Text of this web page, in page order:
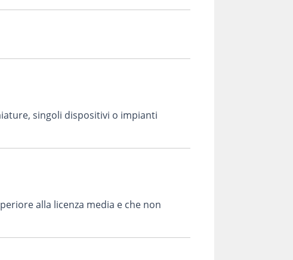
singoli dispositivi o impianti
alla licenza media e che non